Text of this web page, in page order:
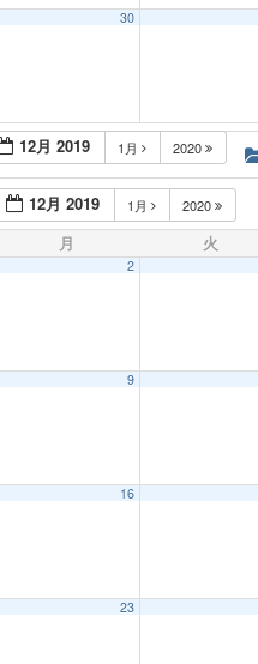
30
12月 2019 1月 2020
12月 2019 1月 2020
月 火
2
9
16
23